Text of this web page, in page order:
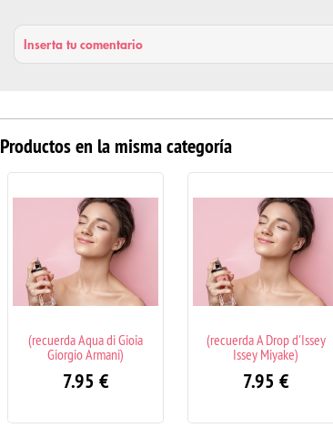
Inserta tu comentario
Productos en la misma categoría
(recuerda A Drop d'Issey
Issey Miyake)
7.95€
(recuerda Yes I'am Cacharel)
7.95€